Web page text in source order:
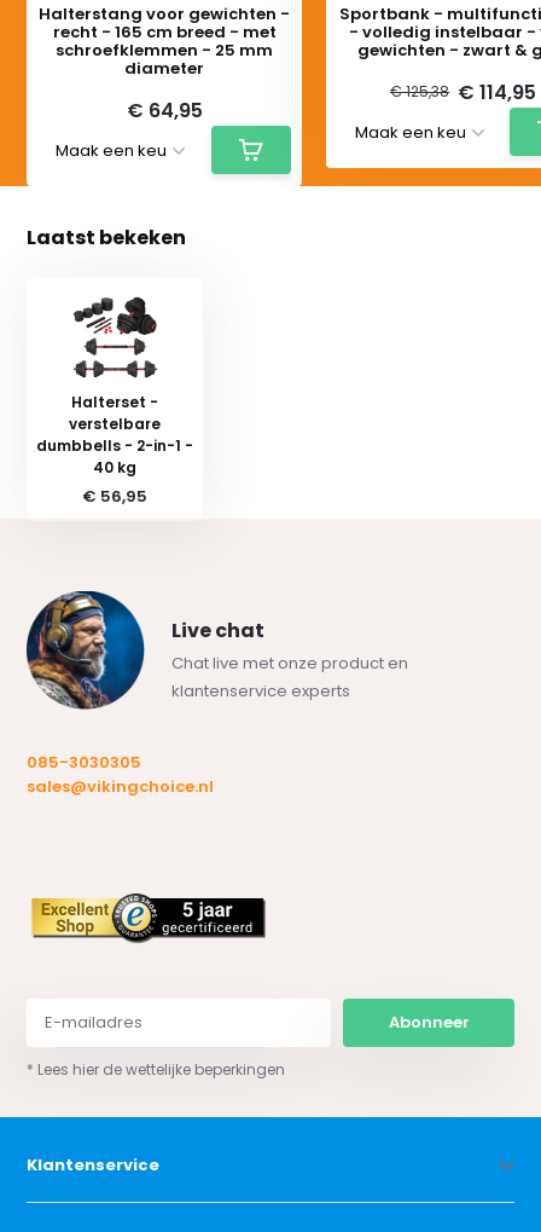
Halterstang voor gewichten -
recht - 165 cm breed - met
schroefklemmen - 25 mm
diameter
€ 64,95
Sportbank -
- volledig instelbaar -
gewichten - zwart &
€ 125,38 € 114,95
Laatst bekeken
Halterset -
verstelbare
dumbbells - 2-in-1 -
40 kg
€ 56,95
Live chat
Chat live met onze product en
klantenservice experts
085-3030305
sales@vikingchoice.nl
Abonneer
* Lees hier de wettelijke beperkingen
Klantenservice